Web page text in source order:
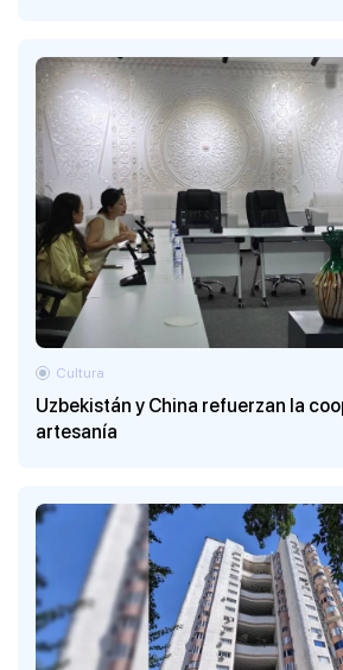
Uzbekistán y China refuerzan la
artesanía
Cultura